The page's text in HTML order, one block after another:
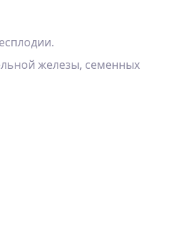
железы, семенных